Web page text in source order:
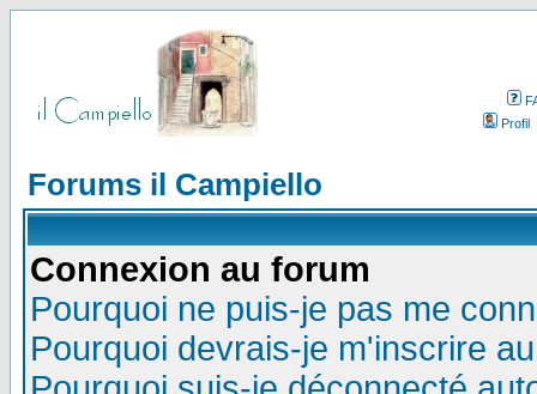
Profil
Forums il Campiello
Connexion au forum
Pourquoi ne puis-je pas me
Pourquoi devrais-je m'inscrire